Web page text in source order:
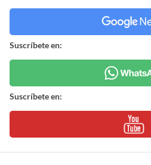
Suscríbete en:
Suscríbete en: